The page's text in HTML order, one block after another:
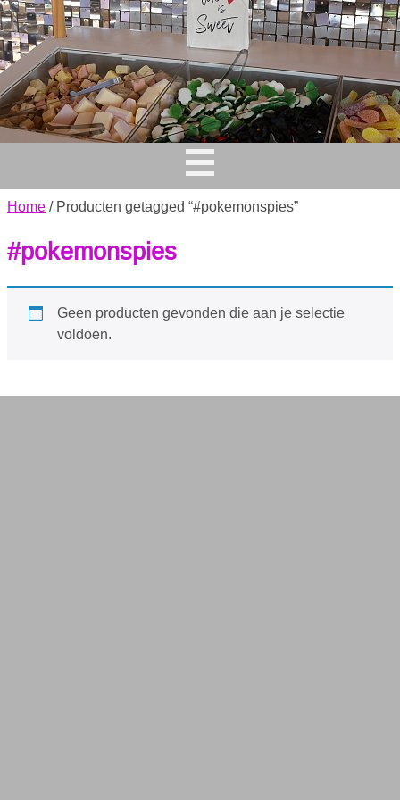
Home / Producten getagged “#pokemonspies”
#pokemonspies
Geen producten gevonden die aan je selectie
voldoen.